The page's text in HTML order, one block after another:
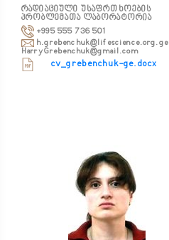
რადიაციული უსაფრთხოების
პრობლემათა ლაბორატორია
+995 555 736 501
h.grebenchuk@lifescience.org.ge
HarryGrebenchuk@gmail.com
cv_grebenchuk-ge.docx